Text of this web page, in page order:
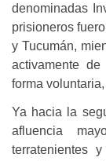
denominadas
prisioneros
y Tucumán,
activamente
forma
Ya hacia la
afluencia
terratenientes